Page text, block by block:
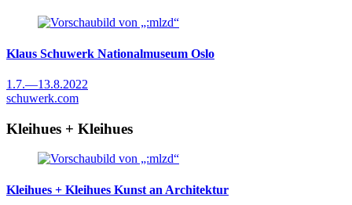
Klaus Schuwerk Nationalmuseum Oslo
1.7.—13.8.2022
schuwerk.com
Kleihues + Kleihues
Kleihues + Kleihues Kunst an Architektur